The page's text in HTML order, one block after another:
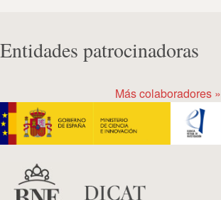
Entidades patrocinadoras
Más colaboradores »